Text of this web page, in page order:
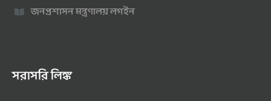
জনপ্রশাসন মন্ত্রণালয় লগইন
সরাসরি লিঙ্ক